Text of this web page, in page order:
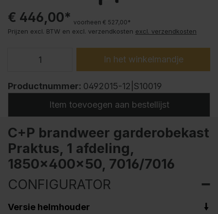
€ 446,00* voorheen € 527,00*
Prijzen excl. BTW en excl. verzendkosten excl. verzendkosten
In het winkelmandje
Productnummer: 0492015-12|S10019
Item toevoegen aan bestellijst
C+P brandweer garderobekast
Praktus, 1 afdeling,
1850x400x50, 7016/7016
CONFIGURATOR
Versie helmhouder